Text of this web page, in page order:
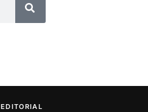
EDITORIAL